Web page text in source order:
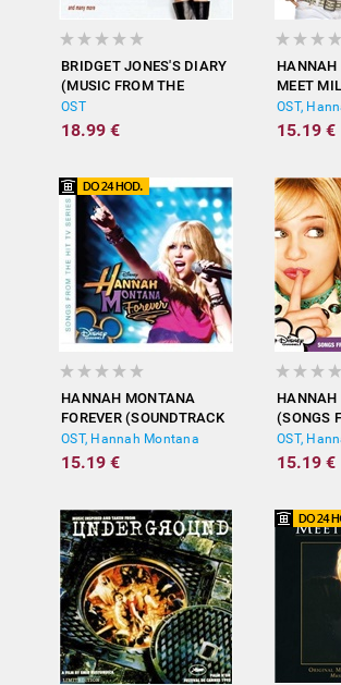
BRIDGET JONES'S DIARY
(MUSIC FROM THE
MOTION PICTURE)
OST
18.99 €
HANNAH
MEET
OST,
15.19 €
HANNAH MONTANA
FOREVER (SOUNDTRACK
FROM THE TV SERIES)
OST, Hannah Montana
15.19 €
HANNAH
(SONGS
SERIES)
OST,
15.19 €